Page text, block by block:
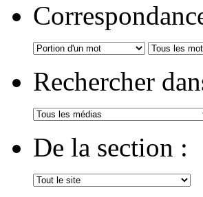
Rechercher
De la section :